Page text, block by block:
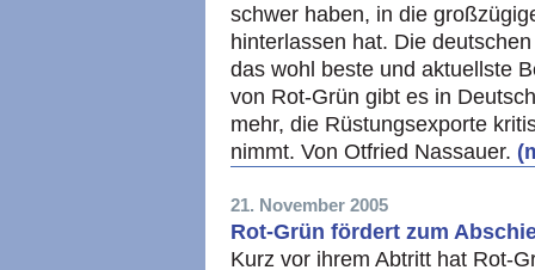
schwer haben, in die
hinterlassen hat. Die
das wohl beste und aktuellste
von Rot-Grün gibt es in
mehr, die Rüstungsexporte
nimmt. Von Otfried Nassauer.
21. November 2005
Rot-Grün fördert zum
Kurz vor ihrem Abtritt hat Rot-